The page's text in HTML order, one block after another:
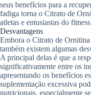
seus benefícios para a
fadiga torna o Citrato de
atletas e entusiastas do
Desvantagens
Embora o Citrato de Ornitina
também existem algumas
A principal delas é que a
significativamente entre os
apresentando os benefícios
suplementação excessiva
nutricionais, especialmente